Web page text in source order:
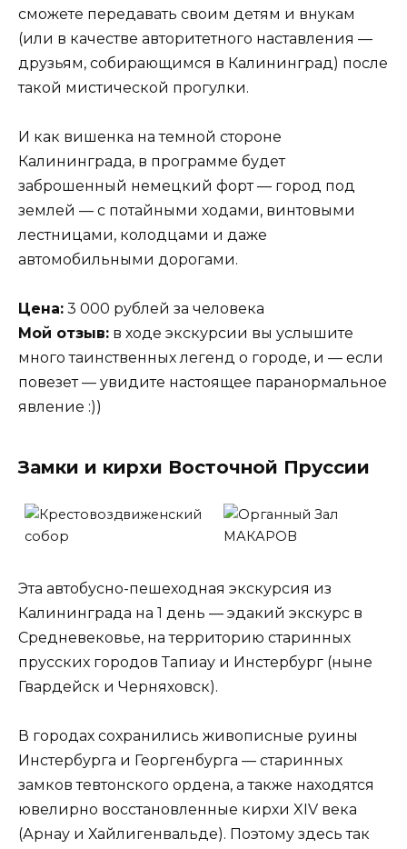
сможете передавать своим детям и внукам
(или в качестве авторитетного наставления —
друзьям, собирающимся в Калининград) после
такой мистической прогулки.
И как вишенка на темной стороне
Калининграда, в программе будет
заброшенный немецкий форт — город под
землей — с потайными ходами, винтовыми
лестницами, колодцами и даже
автомобильными дорогами.
Цена: 3 000 рублей за человека
Мой отзыв: в ходе экскурсии вы услышите
много таинственных легенд о городе, и — если
повезет — увидите настоящее паранормальное
явление :))
Замки и кирхи Восточной Пруссии
Эта автобусно-пешеходная экскурсия из
Калининграда на 1 день — эдакий экскурс в
Средневековье, на территорию старинных
прусских городов Тапиау и Инстербург (ныне
Гвардейск и Черняховск).
В городах сохранились живописные руины
Инстербурга и Георгенбурга — старинных
замков тевтонского ордена, а также находятся
ювелирно восстановленные кирхи XIV века
(Арнау и Хайлигенвальде). Поэтому здесь так